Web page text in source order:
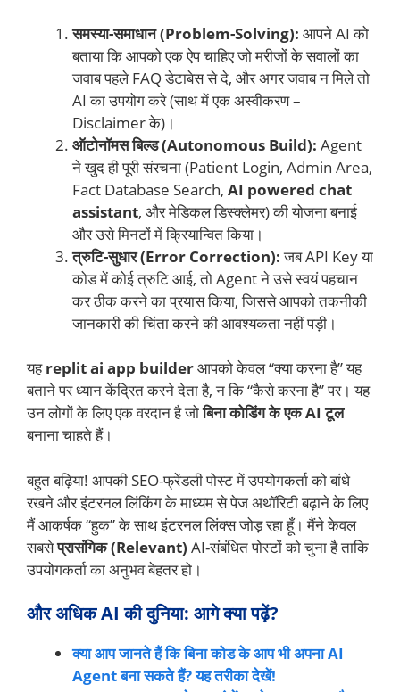
समस्या-समाधान (Problem-Solving): आपने AI को
बताया कि आपको एक ऐप चाहिए जो मरीजों के सवालों का
जवाब पहले FAQ डेटाबेस से दे, और अगर जवाब न मिले तो
AI का उपयोग करे (साथ में एक अस्वीकरण –
Disclaimer के)।
ऑटोनॉमस बिल्ड (Autonomous Build): Agent
ने खुद ही पूरी संरचना (Patient Login, Admin Area,
Fact Database Search, AI powered chat
assistant, और मेडिकल डिस्क्लेमर) की योजना बनाई
और उसे मिनटों में क्रियान्वित किया।
त्रुटि-सुधार (Error Correction):जब API Key या
कोड में कोई त्रुटि आई, तो Agent ने उसे स्वयं पहचान
कर ठीक करने का प्रयास किया, जिससे आपको तकनीकी
जानकारी की चिंता करने की आवश्यकता नहीं पड़ी।
यहreplit ai app builderआपको केवल “क्या करना है” यह
बताने पर ध्यान केंद्रित करने देता है, न कि “कैसे करना है” पर। यह
उन लोगों के लिए एक वरदान है जोबिना कोडिंग के एक AI टूल
बनाना चाहते हैं।
बहुत बढ़िया! आपकी SEO-फ्रेंडली पोस्ट में उपयोगकर्ता को बांधे
रखने और इंटरनल लिंकिंग के माध्यम से पेज अथॉरिटी बढ़ाने के लिए
मैं आकर्षक “हुक” के साथ इंटरनल लिंक्स जोड़ रहा हूँ। मैंने केवल
सबसेप्रासंगिक (Relevant) AI-संबंधित पोस्टों को चुना है ताकि
उपयोगकर्ता का अनुभव बेहतर हो।
और अधिक AI की दुनिया: आगे क्या पढ़ें?
क्या आप जानते हैं कि बिना कोड के आप भी अपना AI
Agent बना सकते हैं? यह तरीका देखें!